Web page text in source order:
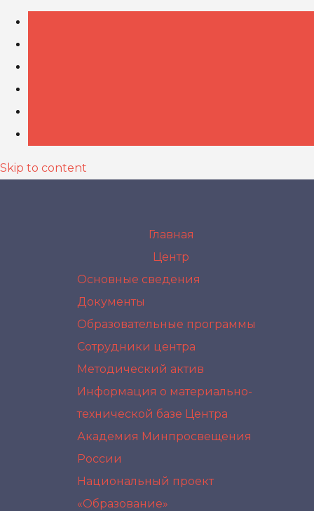
Skip to content
Главная
Центр
Основные сведения
Документы
Образовательные программы
Сотрудники центра
Методический актив
Информация о материально-
технической базе Центра
Академия Минпросвещения
России
Национальный проект
«Образование»